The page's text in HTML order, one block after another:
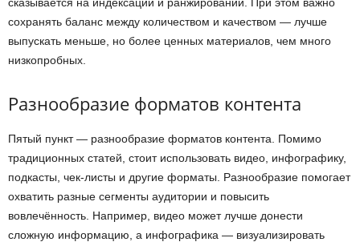
сохранять баланс между количеством и качеством — лучше
выпускать меньше, но более ценных материалов, чем много
низкопробных.
Разнообразие форматов контента
Пятый пункт — разнообразие форматов контента. Помимо
традиционных статей, стоит использовать видео, инфографику,
подкасты, чек-листы и другие форматы. Разнообразие помогает
охватить разные сегменты аудитории и повысить
вовлечённость. Например, видео может лучше донести
сложную информацию, а инфографика — визуализировать